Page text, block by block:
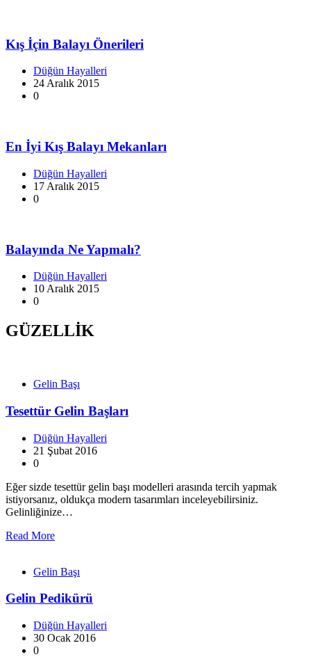
Kış İçin Balayı Önerileri
Düğün Hayalleri
24 Aralık 2015
0
En İyi Kış Balayı Mekanları
Düğün Hayalleri
17 Aralık 2015
0
Balayında Ne Yapmalı?
Düğün Hayalleri
10 Aralık 2015
0
GÜZELLİK
Gelin Başı
Tesettür Gelin Başları
Düğün Hayalleri
21 Şubat 2016
0
Eğer sizde tesettür gelin başı modelleri arasında tercih yapmak
istiyorsanız, oldukça modern tasarımları inceleyebilirsiniz.
Gelinliğinize…
Read More
Gelin Başı
Gelin Pedikürü
Düğün Hayalleri
30 Ocak 2016
0